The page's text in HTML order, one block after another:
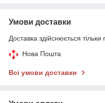
Умови доставки
Доставка здійснюється тільки
Нова Пошта
Всі умови доставки